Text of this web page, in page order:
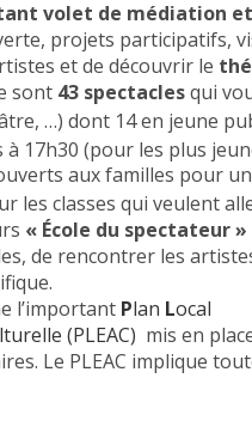
volet de médiation et
projets participatifs,
et de découvrir le
sont 43 spectaclesqui
…) dont 14 en jeune
17h30 (pour les plus
aux familles pour
les classes qui veulent
« École du spectateur »
de rencontrer les
l’important Plan Local
(PLEAC) mis en
Le PLEAC implique